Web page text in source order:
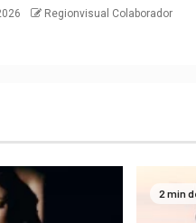
Regionvisual Colaborador
2 min